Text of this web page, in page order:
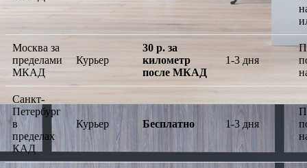
Москва за
пределами
МКАД
Курьер
30 р. за
километр
после МКАД
1-3 дня
Санкт-
Петербург
в
пределах
КАД
Курьер Бесплатно 1-3 дня